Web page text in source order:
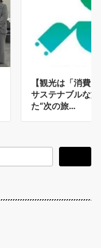
【観光は「消費
サステナブルな
た“次の旅…